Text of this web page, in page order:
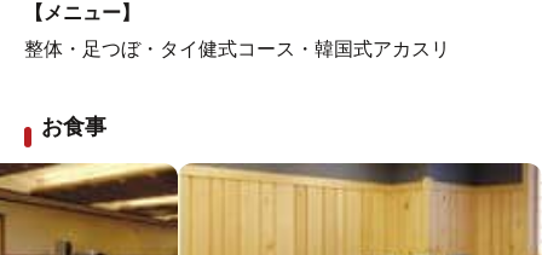
【メニュー】
整体・足つぼ・タイ健式コース・韓国式アカスリ
お食事